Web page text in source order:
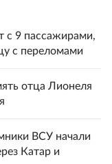
с 9 пассажирами,
с переломами
отца Лионеля
ВСУ начали
Катар и